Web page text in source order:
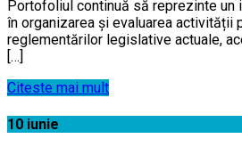
Portofoliul continuă să reprezinte un
în organizarea și evaluarea activității
reglementărilor legislative actuale,
[…]
Citeste mai mult
10 iunie